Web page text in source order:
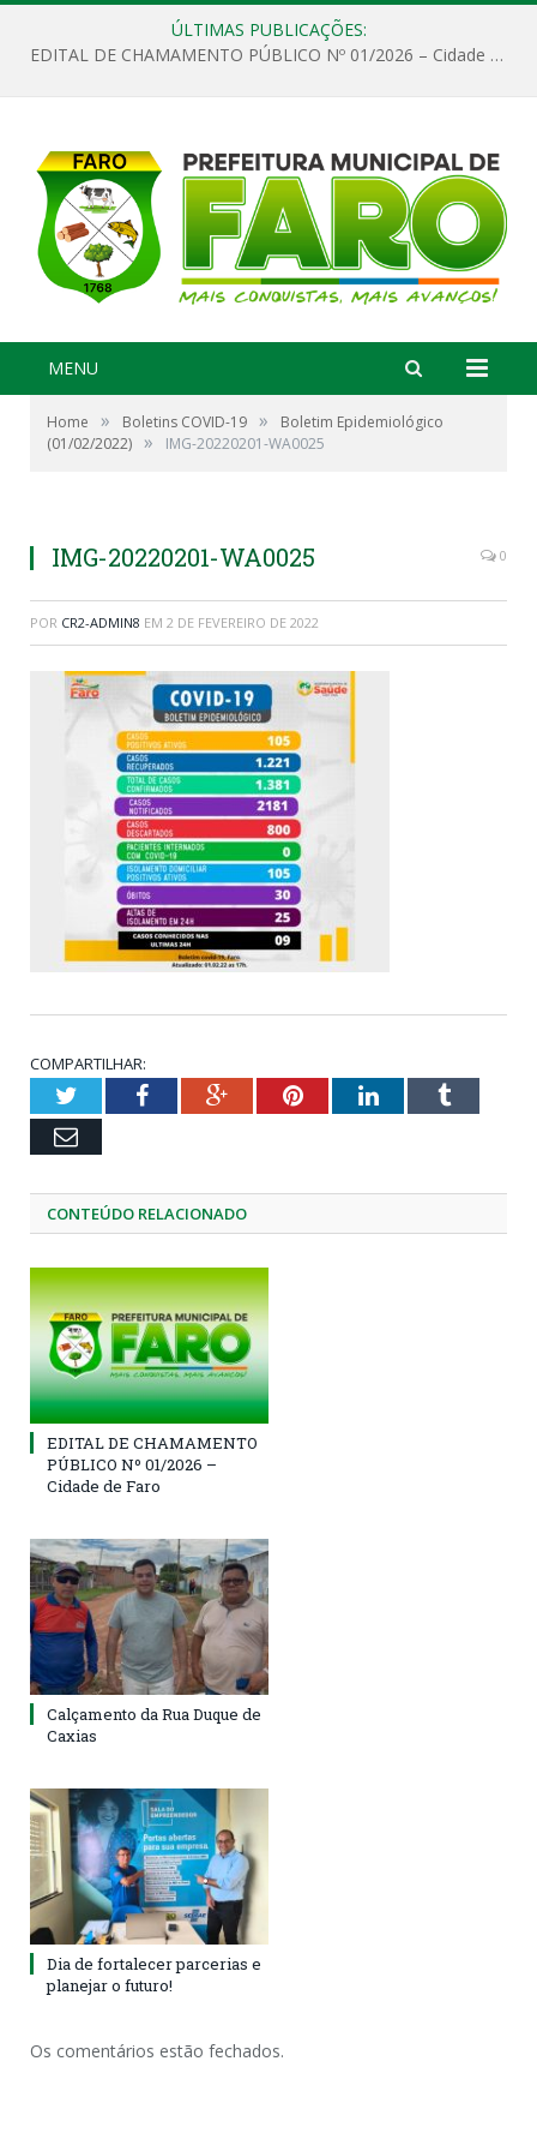
ÚLTIMAS PUBLICAÇÕES:
EDITAL DE CHAMAMENTO PÚBLICO Nº 01/2026 – Cidade de Faro
MENU
Home » Boletins COVID-19 »
Boletim Epidemiológico
(01/02/2022) » IMG-20220201-WA0025
IMG-20220201-WA0025 0
POR CR2-ADMIN8 EM 2 DE FEVEREIRO DE 2022
COMPARTILHAR:
TwitterFacebookGoogle+PinterestLinkedInTumblr
Email
CONTEÚDO RELACIONADO
EDITAL DE CHAMAMENTO
PÚBLICO Nº 01/2026 –
Cidade de Faro
Calçamento da Rua Duque de
Caxias
Dia de fortalecer parcerias e
planejar o futuro!
Os comentários estão fechados.